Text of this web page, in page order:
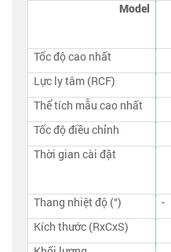
Model
Tốc độ cao nhất
Lực ly tâm (RCF)
Thể tích mẫu cao nhất
Tốc độ điều chỉnh
Thời gian cài đặt
Thang nhiệt độ (°)
-
Kích thước (RxCxS)